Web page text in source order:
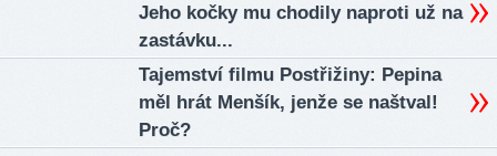
Jeho kočky mu chodily naproti už na
zastávku...
Tajemství filmu Postřižiny: Pepina
měl hrát Menšík, jenže se naštval!
Proč?